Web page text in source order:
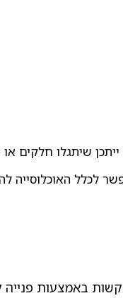
שיתגלו חלקים
לכלל האוכלוסייה
באמצעות פנייה